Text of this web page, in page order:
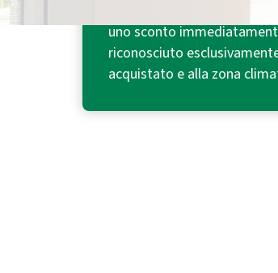
Con l'incentivo
uno sconto
riconosciuto
acquistato e alla zona